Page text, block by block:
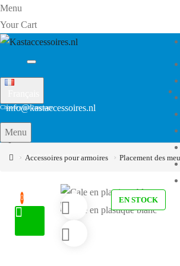
Menu
Your Cart
info@kastaccessoires.nl
+31(0)13 - 462 74 29
0
Menu
Accessoires pour armoires Placement des
EN STOCK